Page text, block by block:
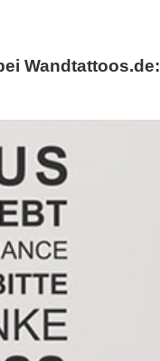
Wandtattoos.de: